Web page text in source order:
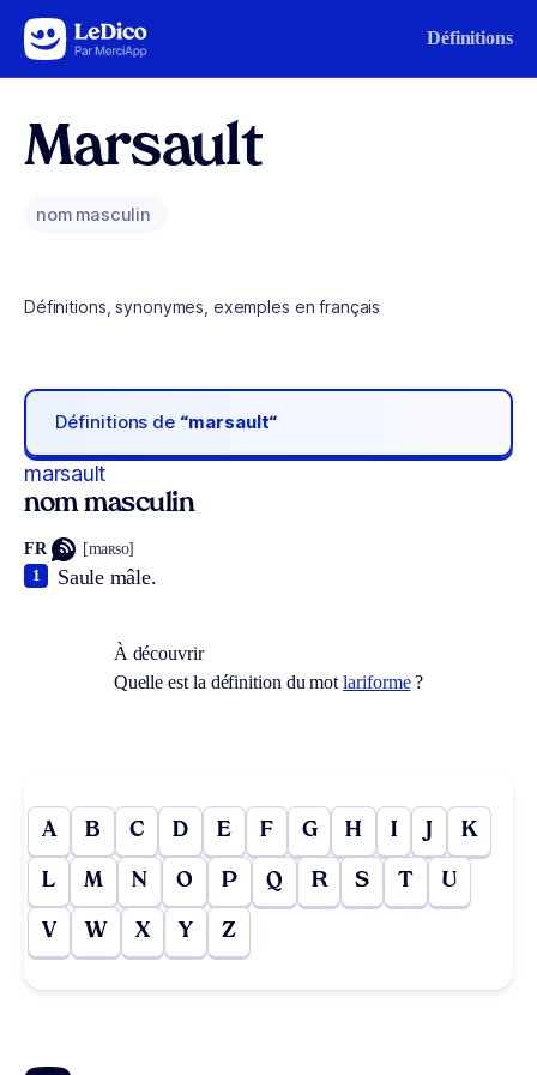
Aller au contenu Définitions
Marsault
nom masculin
Définitions, synonymes, exemples en français
Définitions de “marsault“
marsault
nom masculin
FR [maʀso]
Saule mâle.
1
À découvrir
Quelle est la définition du motlariforme?
A B C D E F G H I J K
L M N O P Q R S T U
V W X Y Z